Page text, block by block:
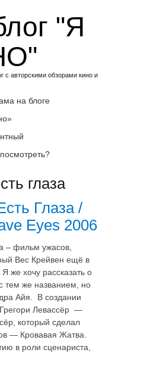
"Я
с авторскими обзорами кино и
на блоге
глаза
Глаза /
Eyes 2006
– фильм ужасов,
Вес Крейвен ещё в
же хочу рассказать о
тем же названием, но
Айя. В создании
Левассёр —
который сделал
— Кровавая Жатва.
в роли сценариста,